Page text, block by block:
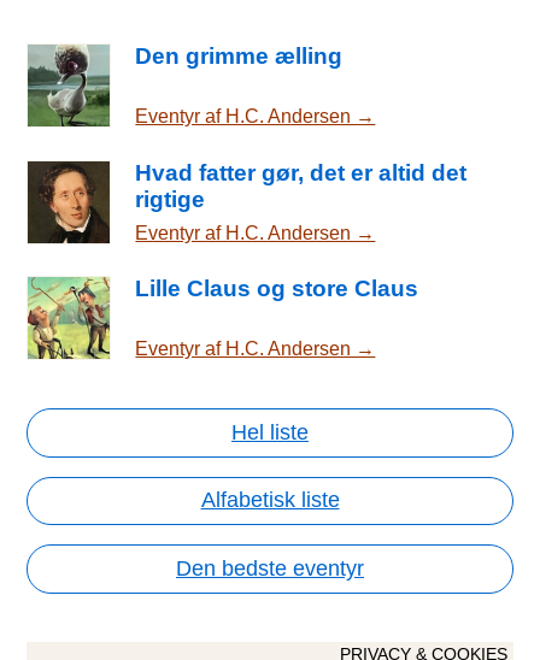
Den grimme ælling
Eventyr af H.C. Andersen →
Hvad fatter gør, det er altid det
rigtige
Eventyr af H.C. Andersen →
Lille Claus og store Claus
Eventyr af H.C. Andersen →
Hel liste
Alfabetisk liste
Den bedste eventyr
PRIVACY & COOKIES